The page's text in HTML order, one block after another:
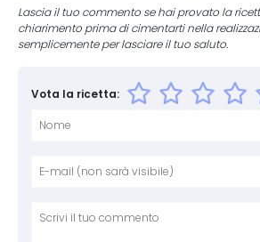
Lascia il tuo commento se hai provato la
chiarimento prima di cimentarti nella
semplicemente per lasciare il tuo saluto.
Vota la ricetta: